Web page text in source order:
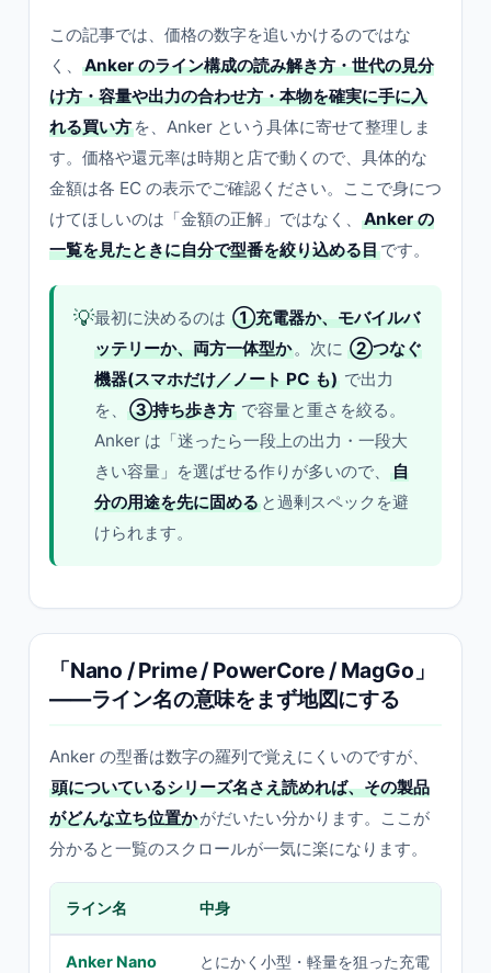
この記事では、価格の数字を追いかけるのではな
く、
Anker のライン構成の読み解き方・世代の見分
け方・容量や出力の合わせ方・本物を確実に手に入
れる買い方 を、Anker という具体に寄せて整理しま
す。価格や還元率は時期と店で動くので、具体的な
金額は各 EC の表示でご確認ください。ここで身につ
けてほしいのは「金額の正解」ではなく、
Anker の
一覧を見たときに自分で型番を絞り込める目です。
💡最初に決めるのは ①充電器か、モバイルバ
ッテリーか、両方一体型か。次に ②つなぐ
機器(スマホだけ／ノート PC も) で出力
を、
③持ち歩き方 で容量と重さを絞る。
Anker は「迷ったら一段上の出力・一段大
きい容量」を選ばせる作りが多いので、
自
分の用途を先に固める と過剰スペックを避
けられます。
「Nano / Prime / PowerCore / MagGo」
——ライン名の意味をまず地図にする
Anker の型番は数字の羅列で覚えにくいのですが、
頭についているシリーズ名さえ読めれば、その製品
がどんな立ち位置かがだいたい分かります。ここが
分かると一覧のスクロールが一気に楽になります。
ライン名 中身
Anker Nano
とにかく小型・軽量を狙った充電